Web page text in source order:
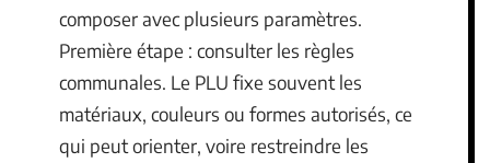
composer avec plusieurs paramètres.
Première étape : consulter les règles
communales. Le PLU fixe souvent les
matériaux, couleurs ou formes autorisés, ce
qui peut orienter, voire restreindre les